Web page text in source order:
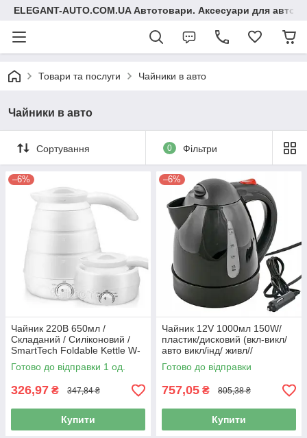
ELEGANT-AUTO.COM.UA Автотовари. Аксесуари для авто
Товари та послуги Чайники в авто
Чайники в авто
Сортування 0 Фільтри
–6%
Чайник 220В 650мл /
Складаний / Силіконовий /
SmartTech Foldable Kettle W-
013
Готово до відправки 1 од.
326,97 ₴ 347,84 ₴
Купити
–6%
Чайник 12V 1000мл 150W/
пластик/дисковий (вкл-викл/
авто викл/інд/ живл//
зах.перегріву) Black HE408
Готово до відправки
757,05 ₴ 805,38 ₴
Купити